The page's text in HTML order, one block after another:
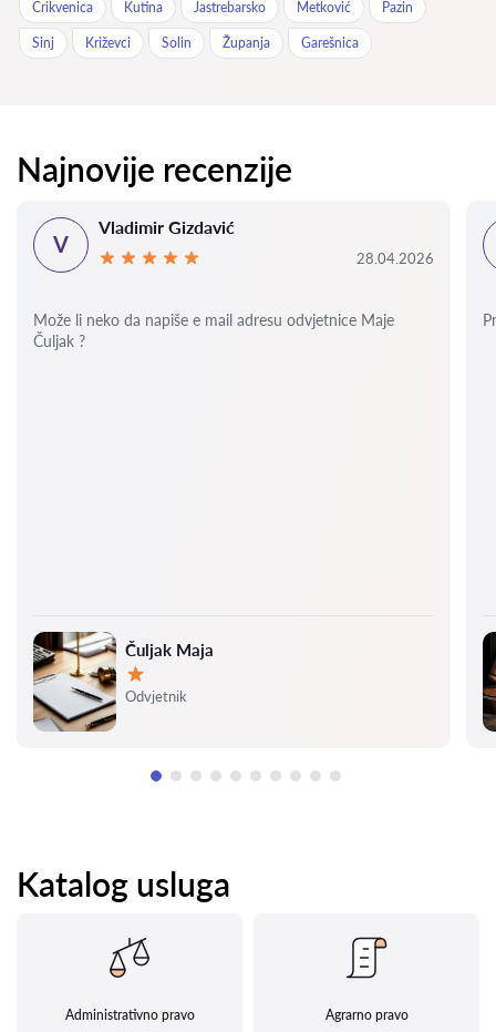
Crikvenica Kutina Jastrebarsko Metković Pazin
Sinj Križevci Solin Županja Garešnica
Najnovije recenzije
Čuljak Maja
Ocjena:
Odvjetnik
V
Vladimir Gizdavić
28.04.2026
Može li neko da napiše e mail adresu odvjetnice Maje
Čuljak ?
Katalog usluga
Administrativno pravo Agrarno pravo